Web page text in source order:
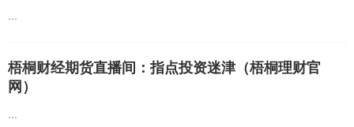
...
梧桐财经期货直播间：指点投资迷津（梧桐理财官
网）
...